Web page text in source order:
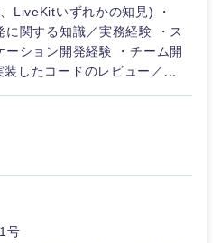
愛媛県
LiveKitいずれかの知見) ・
関する知識／実務経験 ・ス
ション開発経験 ・チーム開
したコードのレビュー／...
号